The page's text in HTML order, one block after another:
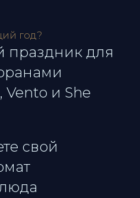
год?
праздник для
Vento и She
свой